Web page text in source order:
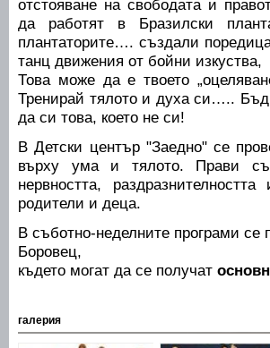
отстояване на свободата и
да работят в Бразилски
плантаторите…. създали
танц движения от бойни
Това може да е твоето
Тренирай тялото и духа си…..
да си това, което не си!
В Детски център "Заедно" се
върху ума и тялото. Прави
нервността,
родители и деца.
В съботно-неделните програми се
Боровец,
където могат да се получат
галерия